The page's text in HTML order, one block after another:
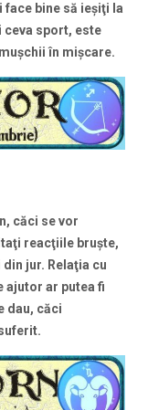
bine să ieşiţi la
ceva sport, este
în mişcare.
căci se vor
reacţiile bruşte,
jur. Relaţia cu
ajutor ar putea fi
dau, căci